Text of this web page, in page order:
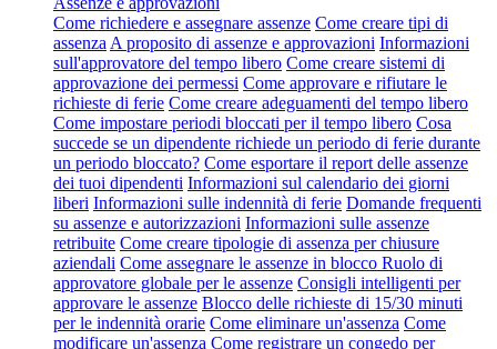
Come richiedere e assegnare assenze Come creare tipi di
assenza A proposito di assenze e approvazioni Informazioni
sull'approvatore del tempo libero Come creare sistemi di
approvazione dei permessi Come approvare e rifiutare le
richieste di ferie Come creare adeguamenti del tempo libero
Come impostare periodi bloccati per il tempo libero Cosa
succede se un dipendente richiede un periodo di ferie durante
un periodo bloccato? Come esportare il report delle assenze
dei tuoi dipendenti Informazioni sul calendario dei giorni
liberi Informazioni sulle indennità di ferie Domande frequenti
su assenze e autorizzazioni Informazioni sulle assenze
retribuite Come creare tipologie di assenza per chiusure
aziendali Come assegnare le assenze in blocco Ruolo di
approvatore globale per le assenze Consigli intelligenti per
approvare le assenze Blocco delle richieste di 15/30 minuti
per le indennità orarie Come eliminare un'assenza Come
modificare un'assenza Come registrare un congedo per